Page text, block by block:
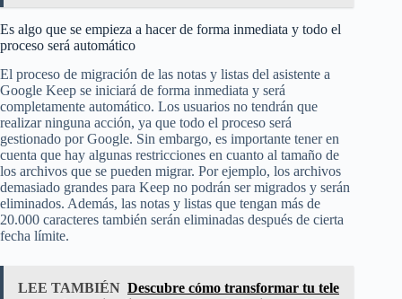
Es algo que se empieza a hacer de forma inmediata y todo el
proceso será automático
El proceso de migración de las notas y listas del asistente a
Google Keep se iniciará de forma inmediata y será
completamente automático. Los usuarios no tendrán que
realizar ninguna acción, ya que todo el proceso será
gestionado por Google. Sin embargo, es importante tener en
cuenta que hay algunas restricciones en cuanto al tamaño de
los archivos que se pueden migrar. Por ejemplo, los archivos
demasiado grandes para Keep no podrán ser migrados y serán
eliminados. Además, las notas y listas que tengan más de
20.000 caracteres también serán eliminadas después de cierta
fecha límite.
LEE TAMBIÉN Descubre cómo transformar tu tele